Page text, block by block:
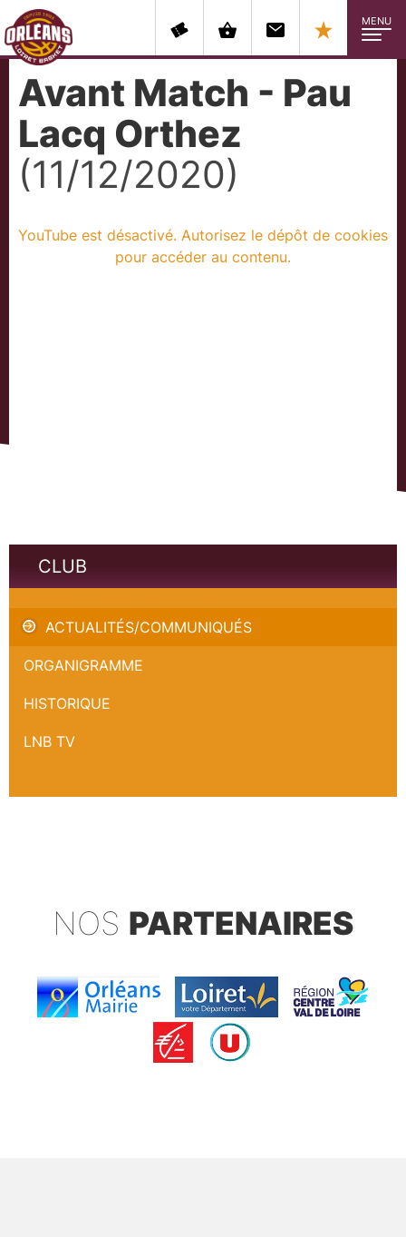
MENU
Avant Match - Pau
Lacq Orthez
(11/12/2020)
YouTube est désactivé. Autorisez le dépôt de cookies
pour accéder au contenu.
CLUB
ACTUALITÉS/COMMUNIQUÉS
ORGANIGRAMME
HISTORIQUE
LNB TV
NOS PARTENAIRES